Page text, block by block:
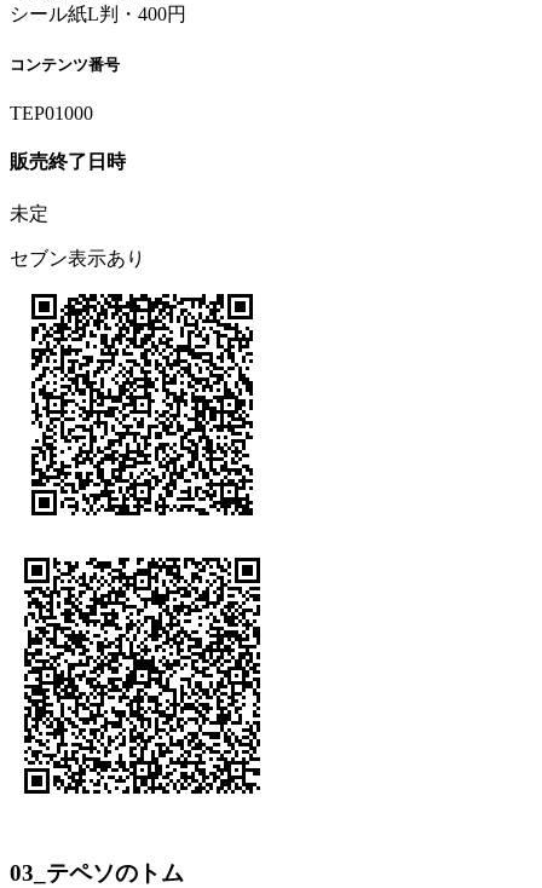
シール紙L判・400円
コンテンツ番号
TEP01000
販売終了日時
未定
セブン表示あり
03_テペソのトム